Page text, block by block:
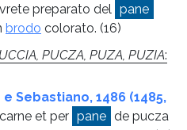
preparato del pane
brodo colorato. (16)
PUCZA, PUZA, PUZIA:
Sebastiano, 1486 (1485,
et per pane de pucza